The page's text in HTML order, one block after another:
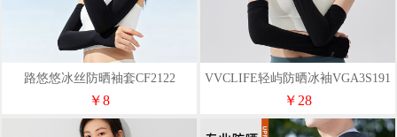
路悠悠冰丝防晒袖套CF2122
￥8
VVCLIFE轻屿防晒冰袖VGA3S191
经典黑
￥28